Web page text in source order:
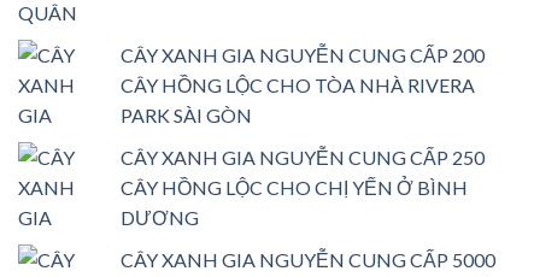
CÂY XANH GIA NGUYỄN CUNG CẤP 200
CÂY HỒNG LỘC CHO TÒA NHÀ RIVERA
PARK SÀI GÒN
CÂY XANH GIA NGUYỄN CUNG CẤP 250
CÂY HỒNG LỘC CHO CHỊ YẾN Ở BÌNH
DƯƠNG
CÂY XANH GIA NGUYỄN CUNG CẤP 5000